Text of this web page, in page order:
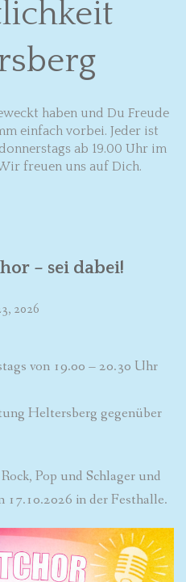
haben und Du Freude
einfach vorbei. Jeder ist
ab 19.00 Uhr im
freuen uns auf Dich.
– sei dabei!
2026
von 19.00 – 20.30 Uhr
Heltersberg gegenüber
Pop und Schlager und
17.10.2026 in der Festhalle.